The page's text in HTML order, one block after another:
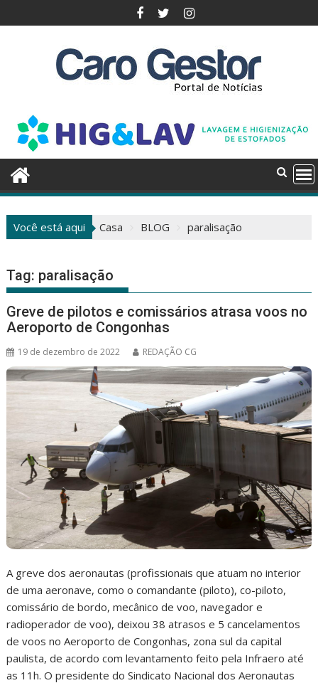
para
Você está aqui Casa BLOG paralisação
Tag: paralisação
Greve de pilotos e comissários atrasa voos no
Aeroporto de Congonhas
19 de dezembro de 2022 REDAÇÃO CG
A greve dos aeronautas (profissionais que atuam no interior
de uma aeronave, como o comandante (piloto), co-piloto,
comissário de bordo, mecânico de voo, navegador e
radioperador de voo), deixou 38 atrasos e 5 cancelamentos
de voos no Aeroporto de Congonhas, zona sul da capital
paulista, de acordo com levantamento feito pela Infraero até
as 11h. O presidente do Sindicato Nacional dos Aeronautas